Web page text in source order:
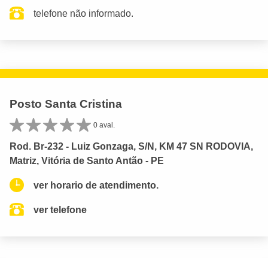
telefone não informado.
Posto Santa Cristina
0 aval.
Rod. Br-232 - Luiz Gonzaga, S/N, KM 47 SN RODOVIA,
Matriz, Vitória de Santo Antão - PE
ver horario de atendimento.
ver telefone